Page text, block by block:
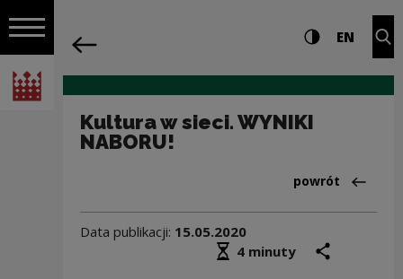
Włącz nawigację
Narodowe Centrum Kultury
Nawigacja Ustawienia i Wysoki
EN
Kultura w sieci. WYNIKI
NABORU!
Powrót
powrót
Data publikacji: 15.05.2020
Średni czas czytania
4 minuty